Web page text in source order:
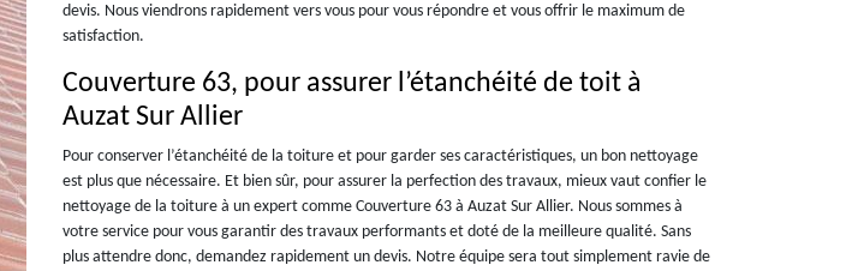
devis. Nous viendrons rapidement vers vous pour vous répondre et vous offrir le maximum de
satisfaction.
Couverture 63, pour assurer l’étanchéité de toit à
Auzat Sur Allier
Pour conserver l’étanchéité de la toiture et pour garder ses caractéristiques, un bon nettoyage
est plus que nécessaire. Et bien sûr, pour assurer la perfection des travaux, mieux vaut confier le
nettoyage de la toiture à un expert comme Couverture 63 à Auzat Sur Allier. Nous sommes à
votre service pour vous garantir des travaux performants et doté de la meilleure qualité. Sans
plus attendre donc, demandez rapidement un devis. Notre équipe sera tout simplement ravie de